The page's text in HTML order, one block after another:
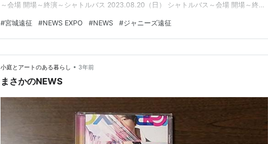
～会場 開場～終演～シャトルバス 2023.08.20（日） シャトルバス～会場 開場～終演
らいに…
#宮城遠征 #NEWS EXPO #NEWS #ジャニーズ遠征
小庭とアートのある暮らし • 3年前
まさかのNEWS